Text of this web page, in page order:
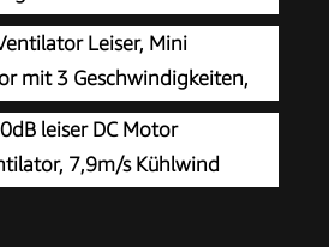
für Schlafzimmer
Schwarz
Geschwindigkeiten, USB
Clip-Ventilator für Baby,
Schreibtisch, Tiefschwarz
Leiser, Mini
mit 3 Geschwindigkeiten,
Leistungsstarker
Neigung, Fan klein für
Reisen
leiser DC Motor
7,9m/s Kühlwind